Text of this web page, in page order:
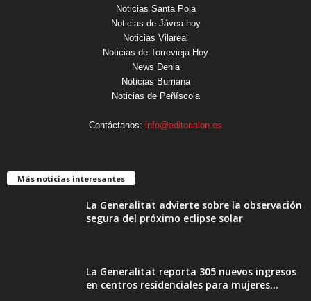
Noticias Santa Pola
Noticias de Jávea hoy
Noticias Vilareal
Noticias de Torrevieja Hoy
News Denia
Noticias Burriana
Noticias de Peñíscola
Contáctanos: info@editorialon.es
Más noticias interesantes
La Generalitat advierte sobre la observación
segura del próximo eclipse solar
La Generalitat reporta 305 nuevos ingresos
en centros residenciales para mujeres...